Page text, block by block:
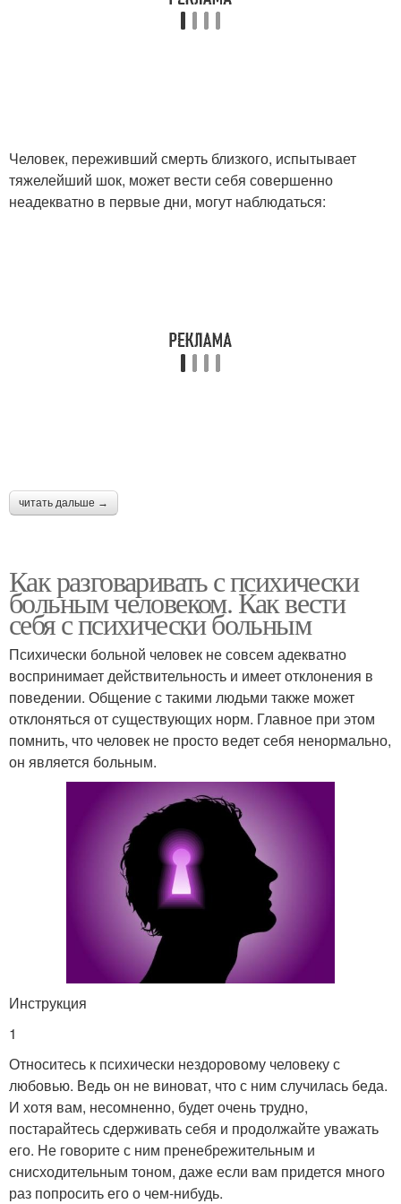
Человек с
психическими
отклонениями
Люди с подобными
проблемами
человеку
Человек в трудную
минуту
Человек, переживший смерть близкого, испытывает
тяжелейший шок, может вести себя совершенно
неадекватно в первые дни, могут наблюдаться:
читать дальше →
Как разговаривать с психически
больным человеком. Как вести
себя с психически больным
Психически больной человек не совсем адекватно
воспринимает действительность и имеет отклонения в
поведении. Общение с такими людьми также может
отклоняться от существующих норм. Главное при этом
помнить, что человек не просто ведет себя ненормально,
он является больным.
Инструкция
1
Относитесь к психически нездоровому человеку с
любовью. Ведь он не виноват, что с ним случилась беда.
И хотя вам, несомненно, будет очень трудно,
постарайтесь сдерживать себя и продолжайте уважать
его. Не говорите с ним пренебрежительным и
снисходительным тоном, даже если вам придется много
раз попросить его о чем-нибудь.